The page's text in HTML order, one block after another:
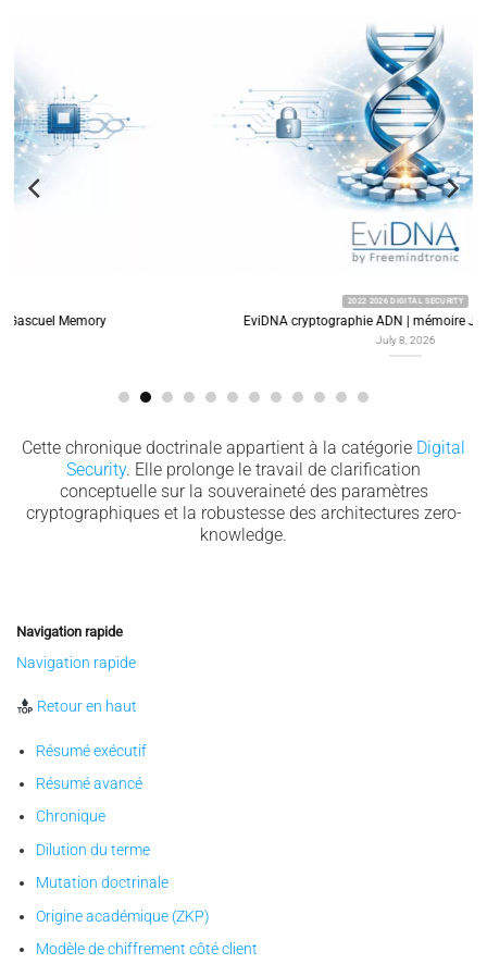
EviDNA cryptographie ADN | mémoire Jacques Gascuel
Cette chronique doctrinale appartient à la catégorie Digital
Security. Elle prolonge le travail de clarification
conceptuelle sur la souveraineté des paramètres
cryptographiques et la robustesse des architectures zero-
knowledge.
Navigation rapide
Navigation rapide
Retour en haut
Résumé exécutif
Résumé avancé
Chronique
Dilution du terme
Mutation doctrinale
Origine académique (ZKP)
Modèle de chiffrement côté client